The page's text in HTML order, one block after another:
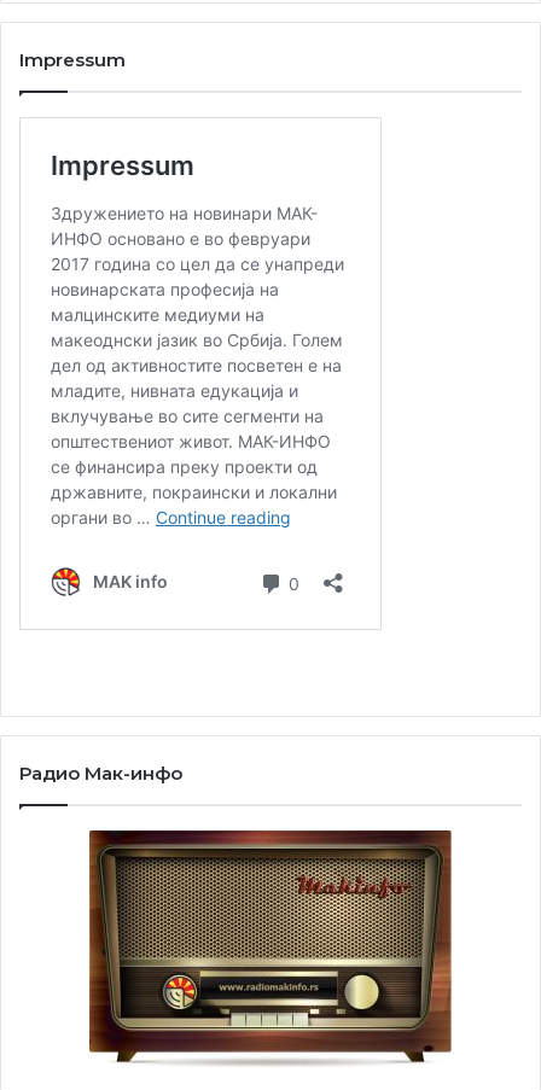
Impressum
Радио Мак-инфо